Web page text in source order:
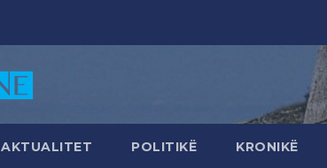
AKTUALITET POLITIKË KRONIKË